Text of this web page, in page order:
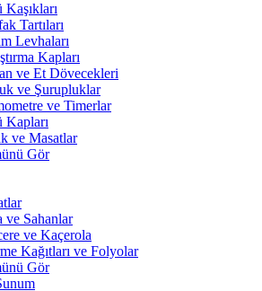
Kaşıkları
Tartıları
Levhaları
Kapları
ve Et Dövecekleri
ve Şurupluklar
ve Timerlar
Kapları
ve Masatlar
Gör
ve Sahanlar
ve Kaçerola
Kağıtları ve Folyolar
Gör